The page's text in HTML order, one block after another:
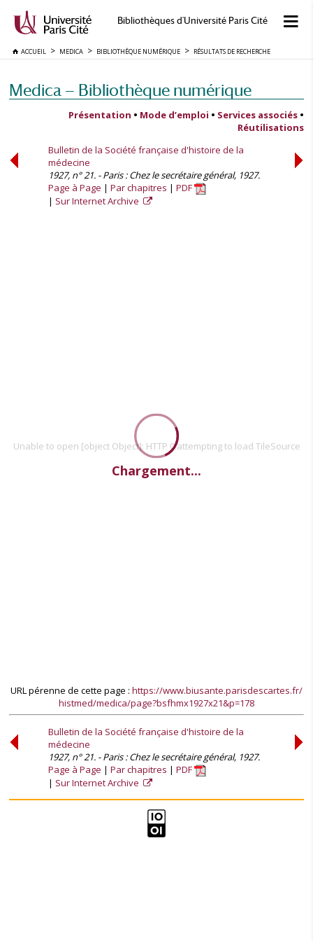
Bibliothèques d'Université Paris Cité
ACCUEIL MEDICA BIBLIOTHÈQUE NUMÉRIQUE RÉSULTATS DE RECHERCHE
Medica — Bibliothèque numérique
Présentation • Mode d’emploi • Services associés •
Réutilisations
Bulletin de la Société française d'histoire de la
médecine
1927, n° 21. - Paris : Chez le secrétaire général, 1927.
Page à Page
Par chapitres
PDF
Sur Internet Archive
Unable to open [object Object]: HTTP 0 attempting to load TileSource
Chargement...
URL pérenne de cette page : https://www.biusante.parisdescartes.fr/
histmed/medica/page?bsfhmx1927x21&p=178
Bulletin de la Société française d'histoire de la
médecine
1927, n° 21. - Paris : Chez le secrétaire général, 1927.
Page à Page
Par chapitres
PDF
Sur Internet Archive